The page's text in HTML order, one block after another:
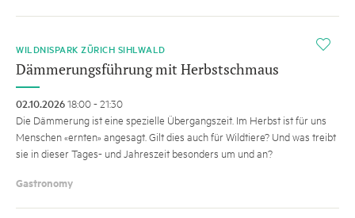
i
WILDNISPARK ZÜRICH SIHLWALD
Dämmerungsführung mit Herbstschmaus
02.10.202618:00 - 21:30
Die Dämmerung ist eine spezielle Übergangszeit. Im Herbst ist für uns
Menschen «ernten» angesagt. Gilt dies auch für Wildtiere? Und was treibt
sie in dieser Tages- und Jahreszeit besonders um und an?
Gastronomy